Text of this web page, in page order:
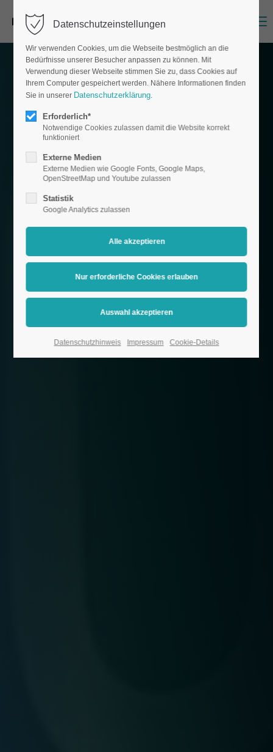
Datenschutzeinstellungen
Wir verwenden Cookies, um die Webseite bestmöglich an die
Bedürfnisse unserer Besucher anpassen zu können. Mit
Verwendung dieser Webseite stimmen Sie zu, dass Cookies auf
Ihrem Computer gespeichert werden. Nähere Informationen finden
Sie in unserer Datenschutzerklärung.
Erforderlich*
Notwendige Cookies zulassen damit die Website korrekt
funktioniert
Externe Medien
Externe Medien wie Google Fonts, Google Maps,
OpenStreetMap und Youtube zulassen
Statistik
Google Analytics zulassen
Datenschutzhinweis Impressum Cookie-Details